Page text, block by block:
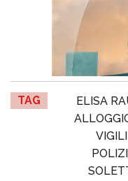
TAG ELISA